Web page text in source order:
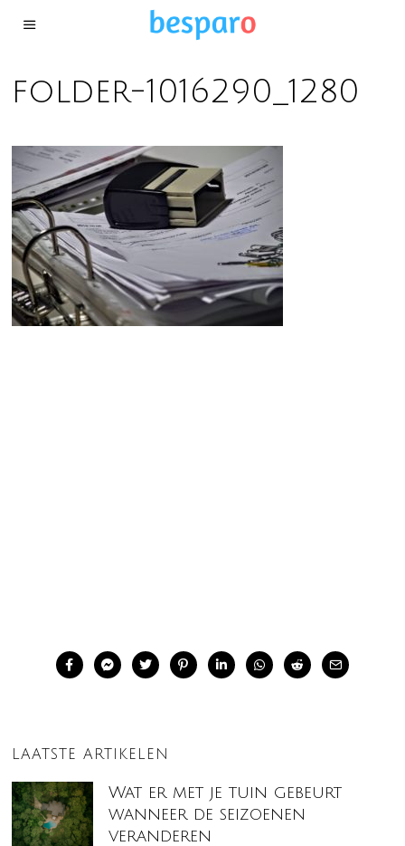
folder-1016290_1280
LAATSTE ARTIKELEN
Wat er met je tuin gebeurt
wanneer de seizoenen
veranderen